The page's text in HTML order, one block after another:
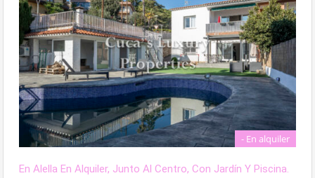
- En alquiler
En Alella En Alquiler, Junto Al Centro, Con Jardín Y Piscina.